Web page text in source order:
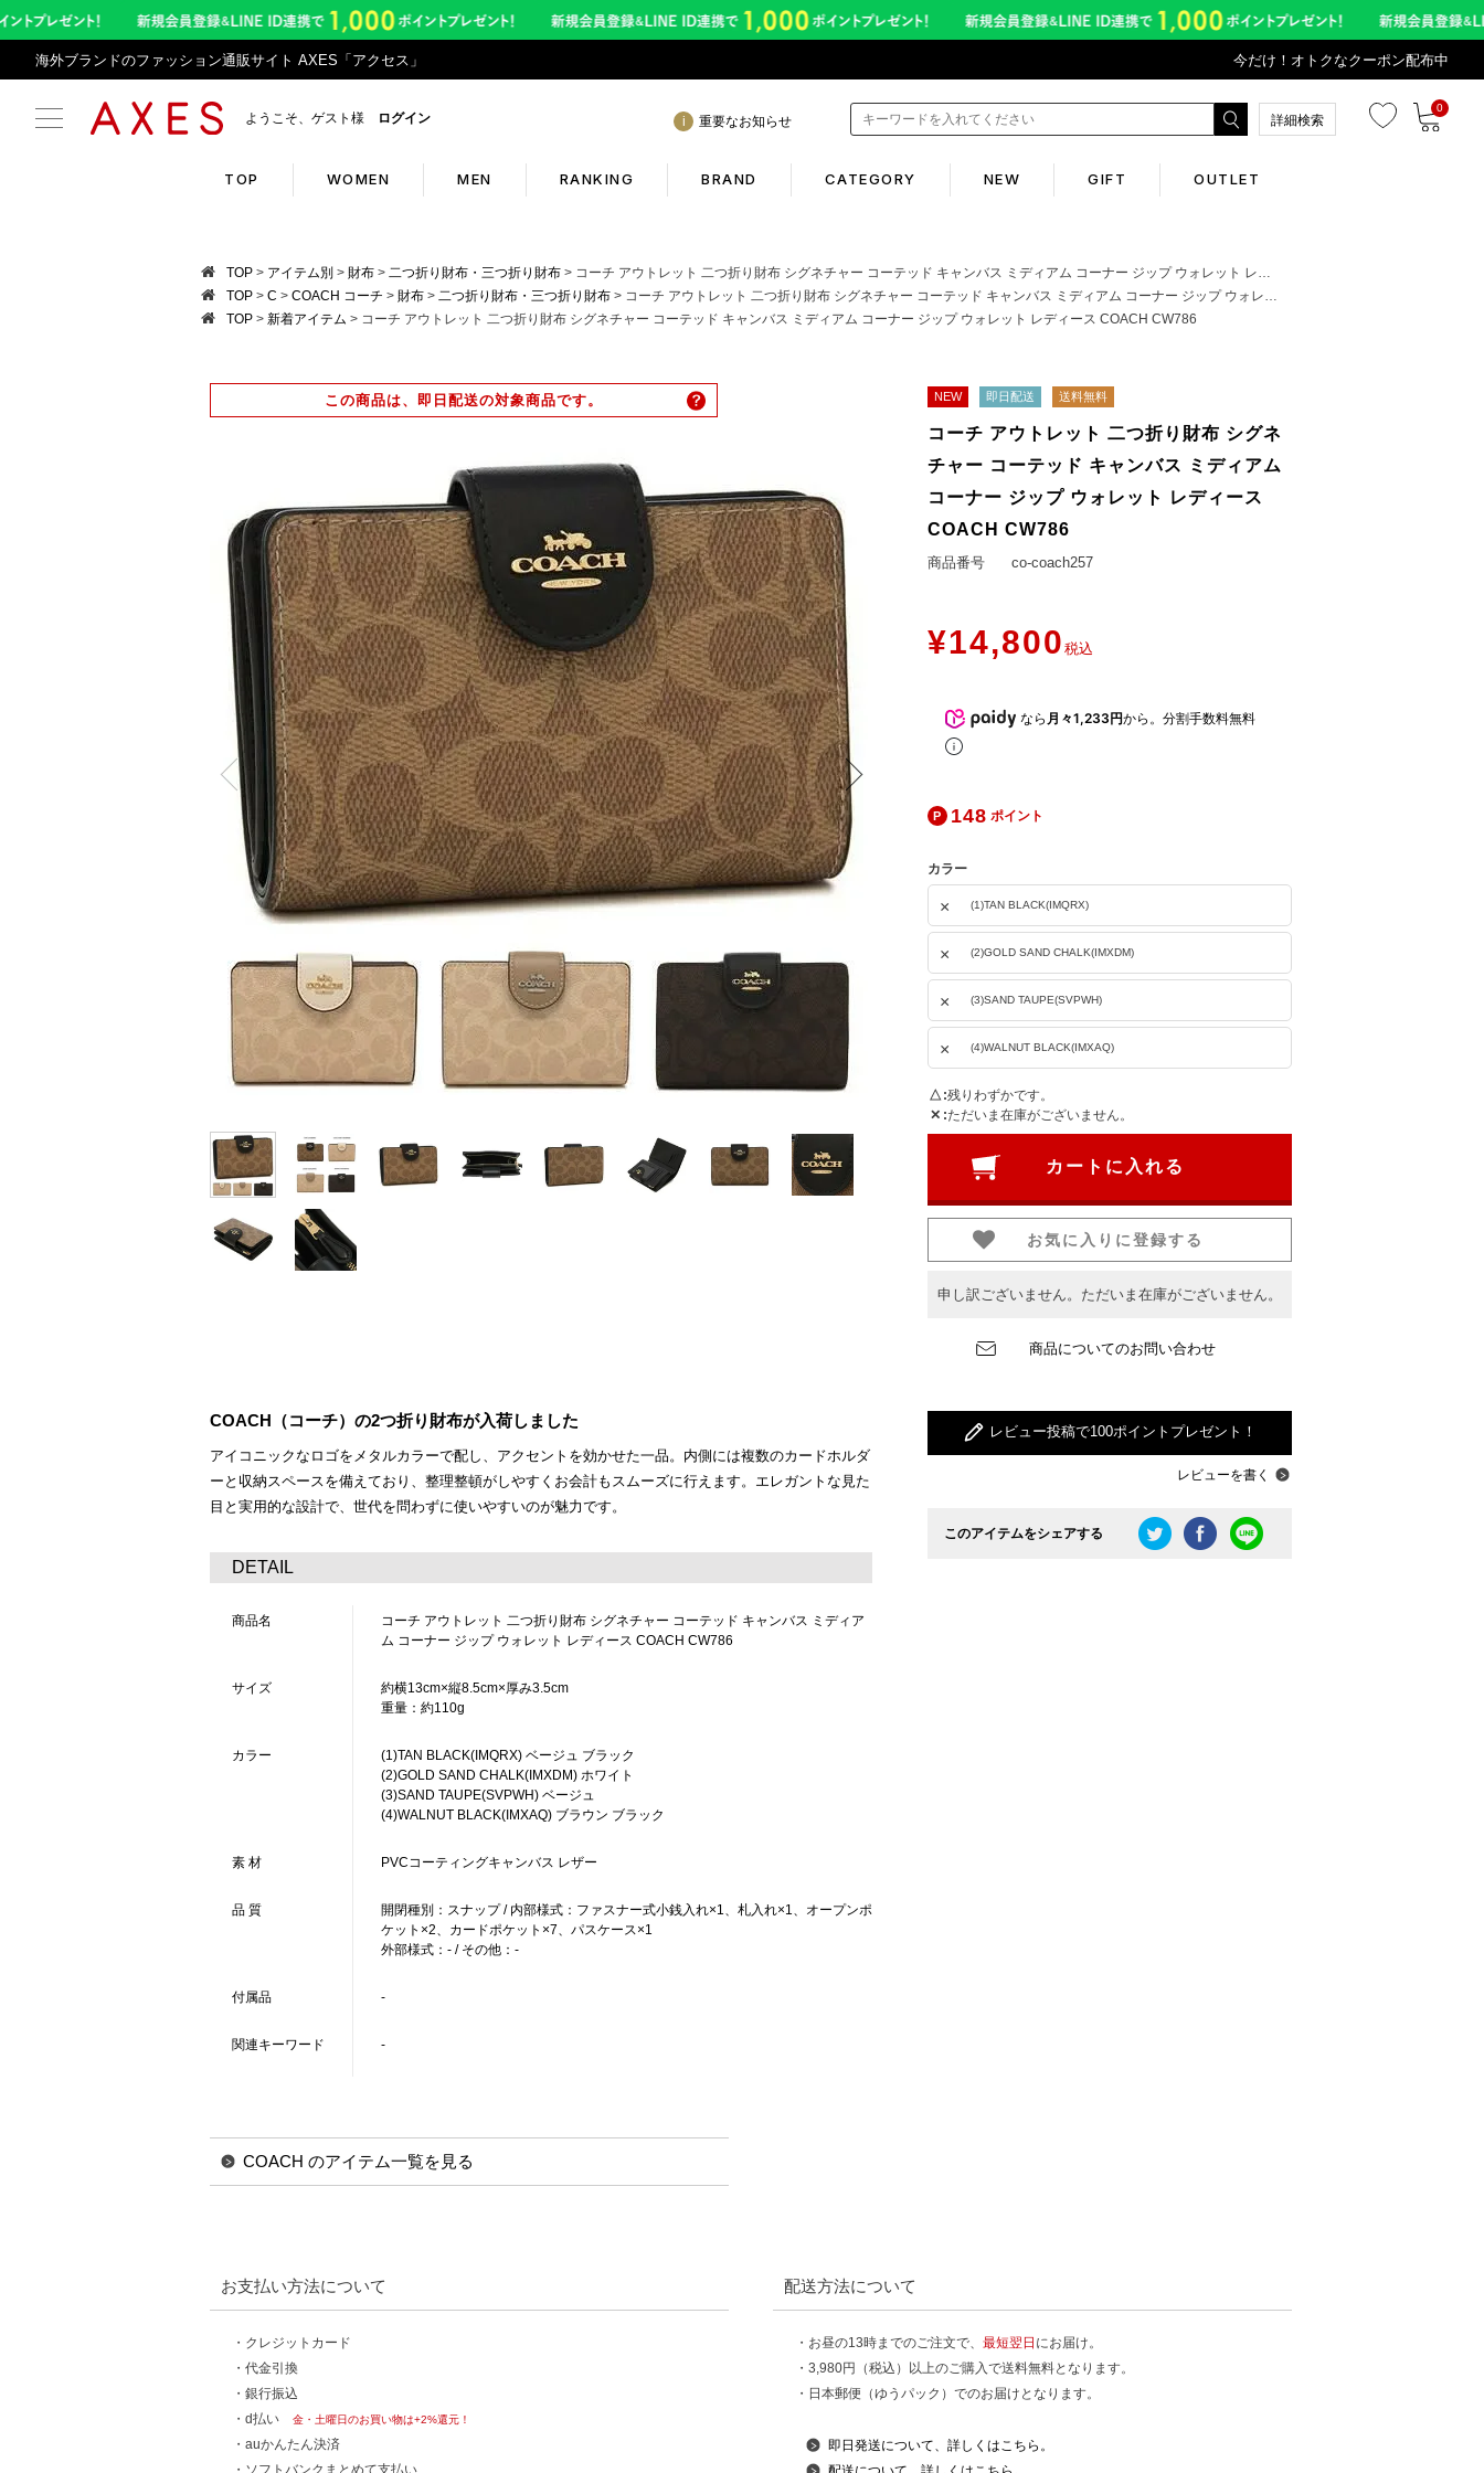
海外ブランドのファッション通販サイト AXES「アクセス」 今だけ！オトクなクーポン配布中
ようこそ、ゲスト様 ログイン 重要なお知らせ 詳細検索
0
TOP WOMEN MEN RANKING BRAND CATEGORY NEW GIFT OUTLET
こだわり条件から探す
Information
アプリサービス終了のお知らせ
悪質サイトへのご注意
Members Service
マイページ
ログイン
会員登録
会員ランクについて
お気に入り
閲覧履歴
ポイント履歴
Shopping guide
お問合せ
Corporate
abox
TOP アイテム別 財布 二つ折り財布・三つ折り財布
コーチ アウトレット 二つ折り財布 シグネチャー コーテッド キャンバス ミディアム コーナー ジップ ウォレット レディース COACH CW786
TOP
C COACH コーチ 財布 二つ折り財布・三つ折り財布
コーチ アウトレット 二つ折り財布 シグネチャー コーテッド キャンバス ミディアム コーナー ジップ ウォレット レディース COACH CW786
TOP
新着アイテム コーチ アウトレット 二つ折り財布 シグネチャー コーテッド キャンバス ミディアム コーナー ジップ ウォレット レディース COACH CW786
この商品は、即日配送の対象商品です。 NEW 即日配送 送料無料
コーチ アウトレット 二つ折り財布 シグネ
チャー コーテッド キャンバス ミディアム
コーナー ジップ ウォレット レディース
COACH CW786
商品番号 co-coach257
¥14,800 税込
なら 月々1,233円から。分割手数料無料
148 ポイント
カラー
(1)TAN BLACK(IMQRX)
×
(2)GOLD SAND CHALK(IMXDM)
×
(3)SAND TAUPE(SVPWH)
×
(4)WALNUT BLACK(IMXAQ)
×
△ 残りわずかです。
✕ ただいま在庫がございません。
カートに入れる
お気に入りに登録する
申し訳ございません。ただいま在庫がございません。
商品についてのお問い合わせ
COACH（コーチ）の2つ折り財布が入荷しました
アイコニックなロゴをメタルカラーで配し、アクセントを効かせた一品。内側には複数のカードホルダ
ーと収納スペースを備えており、整理整頓がしやすくお会計もスムーズに行えます。エレガントな見た
目と実用的な設計で、世代を問わずに使いやすいのが魅力です。
DETAIL
商品名
コーチ アウトレット 二つ折り財布 シグネチャー コーテッド キャンバス ミディア
ム コーナー ジップ ウォレット レディース COACH CW786
サイズ
約横13cm×縦8.5cm×厚み3.5cm
重量：約110g
カラー
(1)TAN BLACK(IMQRX) ベージュ ブラック
(2)GOLD SAND CHALK(IMXDM) ホワイト
(3)SAND TAUPE(SVPWH) ベージュ
(4)WALNUT BLACK(IMXAQ) ブラウン ブラック
素 材 PVCコーティングキャンバス レザー
品 質
開閉種別：スナップ / 内部様式：ファスナー式小銭入れ×1、札入れ×1、オープンポ
ケット×2、カードポケット×7、パスケース×1
外部様式：- / その他：-
付属品 -
関連キーワード -
レビュー投稿で100ポイントプレゼント！
レビューを書く
このアイテムをシェアする
COACH のアイテム一覧を見る
お支払い方法について
・クレジットカード
・代金引換
・銀行振込
・d払い
金・土曜日のお買い物は+2%還元！
・auかんたん決済
配送方法について
・お昼の13時までのご注文で、 最短翌日 にお届け。
・3,980円（税込）以上のご購入で送料無料となります。
・日本郵便（ゆうパック）でのお届けとなります。
即日発送について、詳しくはこちら。